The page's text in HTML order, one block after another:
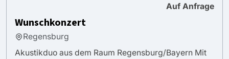
Auf Anfrage
Wunschkonzert
Regensburg
Akustikduo aus dem Raum Regensburg/Bayern Mit